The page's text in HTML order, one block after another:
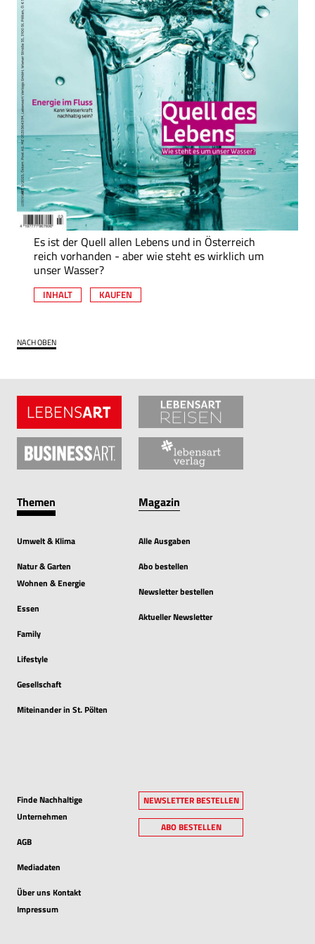
Es ist der Quell allen Lebens und in Österreich
reich vorhanden - aber wie steht es wirklich um
unser Wasser?
INHALT KAUFEN
NACH OBEN
Themen
Umwelt & Klima
Natur & Garten
Wohnen & Energie
Essen
Family
Lifestyle
Gesellschaft
Miteinander in St. Pölten
Magazin
Alle Ausgaben
Abo bestellen
Newsletter bestellen
Aktueller Newsletter
Finde Nachhaltige
Unternehmen
AGB
Mediadaten
Über uns Kontakt
Impressum
NEWSLETTER BESTELLEN
ABO BESTELLEN